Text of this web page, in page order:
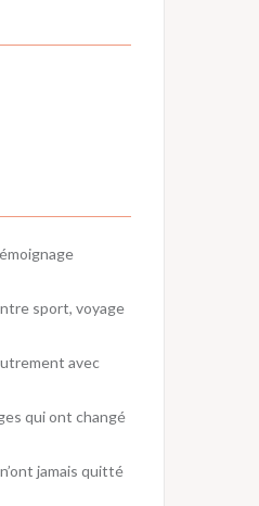
sport, voyage
avec
qui ont changé
jamais quitté